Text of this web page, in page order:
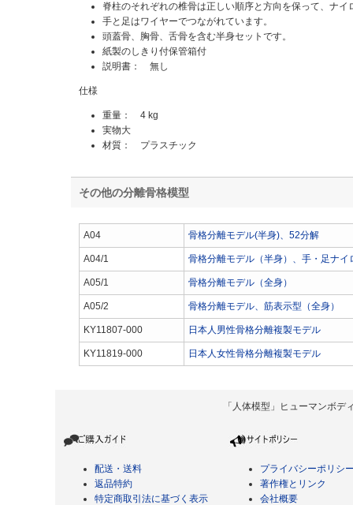
脊柱のそれぞれの椎骨は正しい順序と方向を保って、ナ
手と足はワイヤーでつながれています。
頭蓋骨、胸骨、舌骨を含む半身セットです。
紙製のしきり付保管箱付
説明書： 無し
仕様
重量： 4 kg
実物大
材質： プラスチック
その他の分離骨格模型
A04 骨格分離モデル(半身)、52分解
A04/1 骨格分離モデル（半身）、手・足ナイ
A05/1 骨格分離モデル（全身）
A05/2 骨格分離モデル、筋表示型（全身）
KY11807-000 日本人男性骨格分離複製モデル
KY11819-000 日本人女性骨格分離複製モデル
「人体模型」ヒューマンボ
配送・送料
返品特約
特定商取引法に基づく表示
プライバシーポリシ
著作権とリンク
会社概要